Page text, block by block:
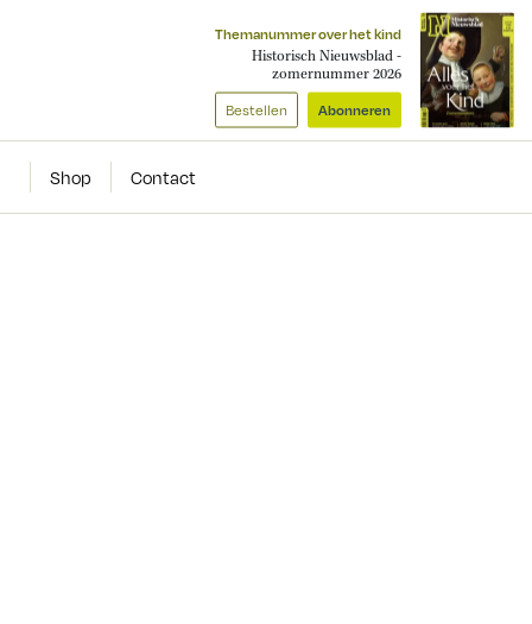
Themanummer over het kind
Historisch Nieuwsblad -
zomernummer 2026
Bestellen Abonneren
Shop Contact